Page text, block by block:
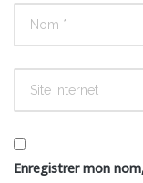
Enregistrer mon